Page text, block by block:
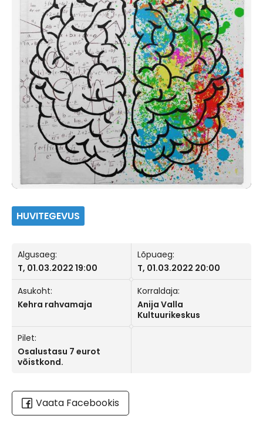
HUVITEGEVUS
Algusaeg:
T, 01.03.2022 19:00
Lõpuaeg:
T, 01.03.2022 20:00
Asukoht:
Kehra rahvamaja
Korraldaja:
Anija Valla
Kultuurikeskus
Pilet:
Osalustasu 7 eurot
võistkond.
Vaata Facebookis